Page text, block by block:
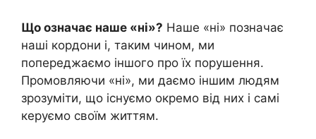
Що означає наше «ні»? Наше «ні» позначає
наші кордони і, таким чином, ми
попереджаємо іншого про їх порушення.
Промовляючи «ні», ми даємо іншим людям
зрозуміти, що існуємо окремо від них і самі
керуємо своїм життям.